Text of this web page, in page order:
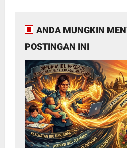
ANDA MUNGKIN
POSTINGAN INI